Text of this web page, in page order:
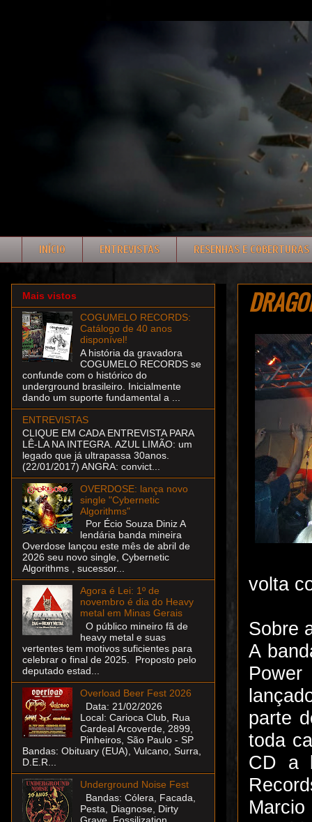
INÍCIO ENTREVISTAS RESENHAS E COBERTURAS
volta
Sobre
A
parte
toda
CD a
Mais vistos
COGUMELO RECORDS:
Catálogo de 40 anos
disponível!
A história da gravadora
COGUMELO RECORDS se
confunde com o histórico do
underground brasileiro. Inicialmente
dando um suporte fundamental a ...
ENTREVISTAS
CLIQUE EM CADA ENTREVISTA PARA
LÊ-LA NA INTEGRA. AZUL LIMÃO: um
legado que já ultrapassa 30anos.
(22/01/2017) ANGRA: convict...
OVERDOSE: lança novo
single "Cybernetic
Algorithms"
Por Écio Souza Diniz A
lendária banda mineira
Overdose lançou este mês de abril de
2026 seu novo single, Cybernetic
Algorithms , sucessor...
Agora é Lei: 1º de
novembro é dia do Heavy
metal em Minas Gerais
O público mineiro fã de
heavy metal e suas
vertentes tem motivos suficientes para
celebrar o final de 2025. Proposto pelo
deputado estad...
Overload Beer Fest 2026
Data: 21/02/2026
Local: Carioca Club, Rua
Cardeal Arcoverde, 2899,
Pinheiros, São Paulo - SP
Bandas: Obituary (EUA), Vulcano, Surra,
D.E.R...
Underground Noise Fest
Bandas: Cólera, Facada,
Pesta, Diagnose, Dirty
Grave, Fossilization,